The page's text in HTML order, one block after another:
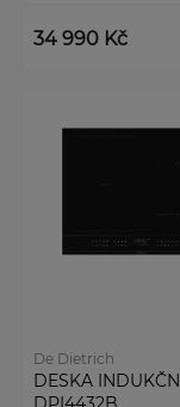
34 990 Kč
De Dietrich
DESKA INDUKČNÍ